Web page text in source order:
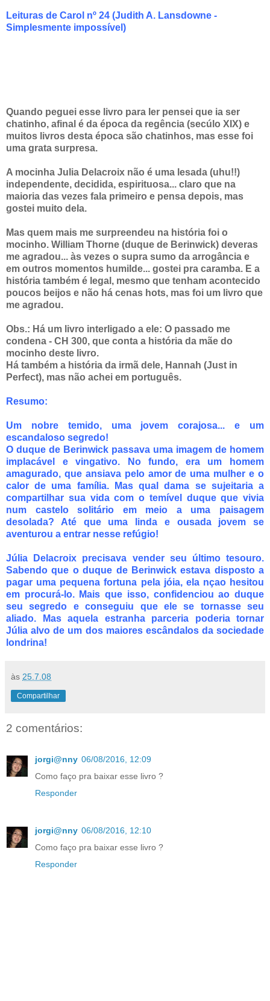
Leituras de Carol nº 24 (Judith A. Lansdowne -
Simplesmente impossível)
Quando peguei esse livro para ler pensei que ia ser
chatinho, afinal é da época da regência (secúlo XIX) e
muitos livros desta época são chatinhos, mas esse foi
uma grata surpresa.
A mocinha Julia Delacroix não é uma lesada (uhu!!)
independente, decidida, espirituosa... claro que na
maioria das vezes fala primeiro e pensa depois, mas
gostei muito dela.
Mas quem mais me surpreendeu na história foi o
mocinho. William Thorne (duque de Berinwick) deveras
me agradou... às vezes o supra sumo da arrogância e
em outros momentos humilde... gostei pra caramba. E a
história também é legal, mesmo que tenham acontecido
poucos beijos e não há cenas hots, mas foi um livro que
me agradou.
Obs.: Há um livro interligado a ele: O passado me
condena - CH 300, que conta a história da mãe do
mocinho deste livro.
Há também a história da irmã dele, Hannah (Just in
Perfect), mas não achei em português.
Resumo:
Um nobre temido, uma jovem corajosa... e um
escandaloso segredo!
O duque de Berinwick passava uma imagem de homem
implacável e vingativo. No fundo, era um homem
amagurado, que ansiava pelo amor de uma mulher e o
calor de uma família. Mas qual dama se sujeitaria a
compartilhar sua vida com o temível duque que vivia
num castelo solitário em meio a uma paisagem
desolada? Até que uma linda e ousada jovem se
aventurou a entrar nesse refúgio!
Júlia Delacroix precisava vender seu último tesouro.
Sabendo que o duque de Berinwick estava disposto a
pagar uma pequena fortuna pela jóia, ela nçao hesitou
em procurá-lo. Mais que isso, confidenciou ao duque
seu segredo e conseguiu que ele se tornasse seu
aliado. Mas aquela estranha parceria poderia tornar
Júlia alvo de um dos maiores escândalos da sociedade
londrina!
às 25.7.08
Compartilhar
2 comentários:
jorgi@nny 06/08/2016, 12:09
Como faço pra baixar esse livro ?
Responder
jorgi@nny 06/08/2016, 12:10
Como faço pra baixar esse livro ?
Responder